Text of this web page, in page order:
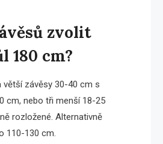
zvolit
180 cm?
větší závěsy 30-40 cm s
cm, nebo tři menší 18-25
rozložené. Alternativně
110-130 cm.